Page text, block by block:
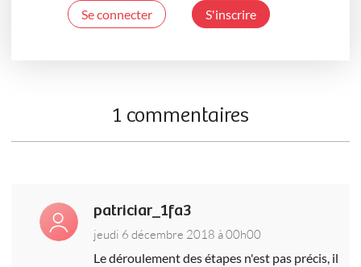
Se connecter S'inscrire
1 commentaires
patriciar_1fa3
jeudi 6 décembre 2018 à 00h00
Le déroulement des étapes n'est pas précis, il